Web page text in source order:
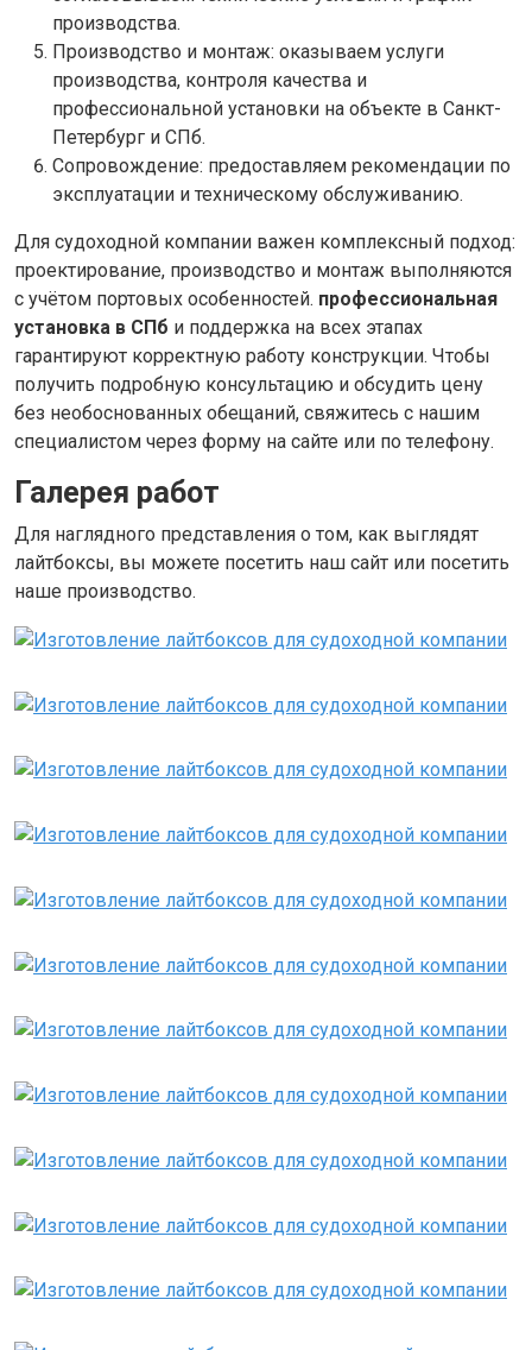
производства.
Производство и монтаж: оказываем услуги
производства, контроля качества и
профессиональной установки на объекте в Санкт-
Петербург и СПб.
Сопровождение: предоставляем рекомендации по
эксплуатации и техническому обслуживанию.
Для судоходной компании важен комплексный подход:
проектирование, производство и монтаж выполняются
с учётом портовых особенностей. профессиональная
установка в СПб и поддержка на всех этапах
гарантируют корректную работу конструкции. Чтобы
получить подробную консультацию и обсудить цену
без необоснованных обещаний, свяжитесь с нашим
специалистом через форму на сайте или по телефону.
Галерея работ
Для наглядного представления о том, как выглядят
лайтбоксы, вы можете посетить наш сайт или посетить
наше производство.